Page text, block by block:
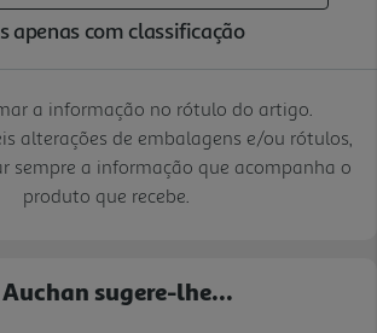
a informação no rótulo do artigo.
alterações de embalagens e/ou rótulos,
sempre a informação que acompanha o
produto que recebe.
sugere-lhe...